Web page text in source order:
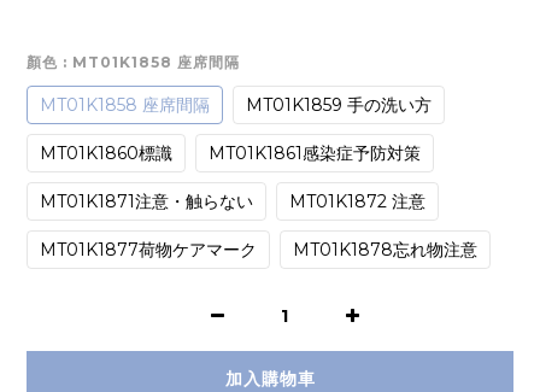
顏色 : MT01K1858 座席間隔
MT01K1858 座席間隔 MT01K1859 手の洗い方
MT01K1860標識 MT01K1861感染症予防対策
MT01K1871注意・触らない MT01K1872 注意
MT01K1877荷物ケアマーク MT01K1878忘れ物注意
加入購物車